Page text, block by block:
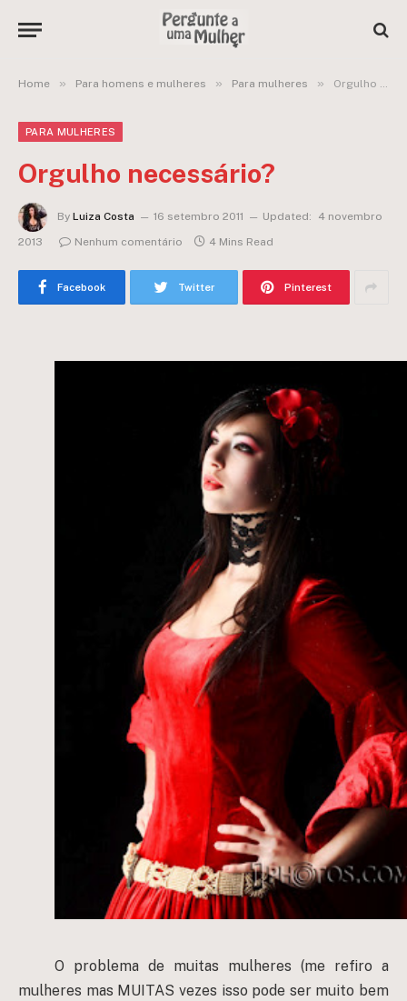
Home » Para homens e mulheres » Para mulheres » Orgulho necessário?
PARA MULHERES
Orgulho necessário?
By Luiza Costa 16 setembro 2011 Updated:
4 novembro
2013
Nenhum comentário 4 Mins Read
Facebook Twitter Pinterest
O problema de muitas mulheres (me refiro a
mulheres mas MUITAS vezes isso pode ser muito bem